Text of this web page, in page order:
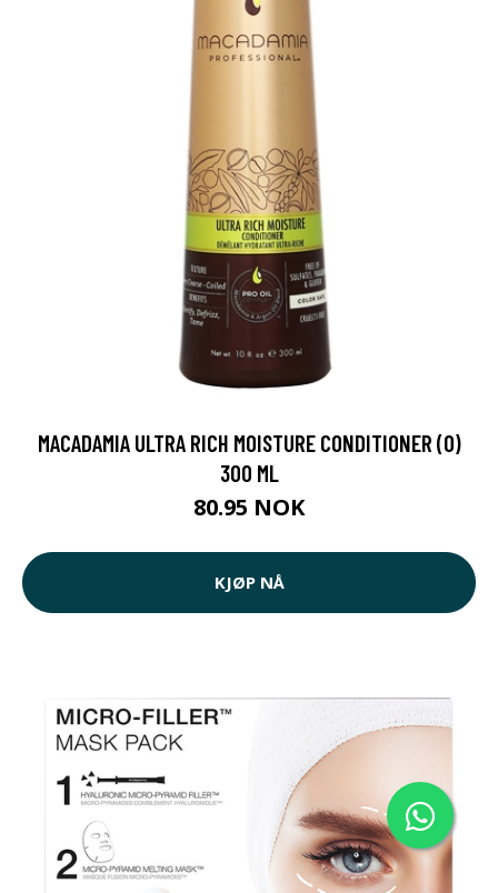
MACADAMIA ULTRA RICH MOISTURE CONDITIONER (O)
300 ML
80.95 NOK
KJØP NÅ